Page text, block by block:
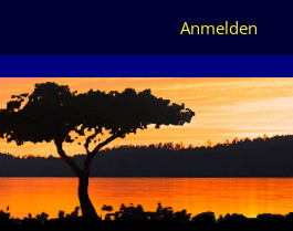
Anmelden